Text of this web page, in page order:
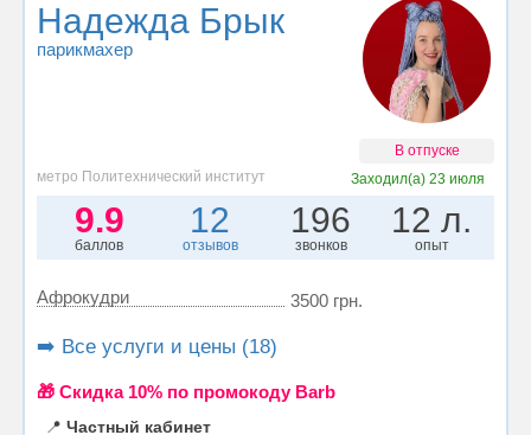
Надежда Брык
парикмахер
В отпуске
метро Политехнический институт
Заходил(а)23 июля
9.9
баллов
12
отзывов
196
звонков
12 л.
опыт
Афрокудри 3500 грн.
➡️ Все услуги и цены (18)
🎁 Cкидка 10% по промокоду Barb
📍 Частный кабинет